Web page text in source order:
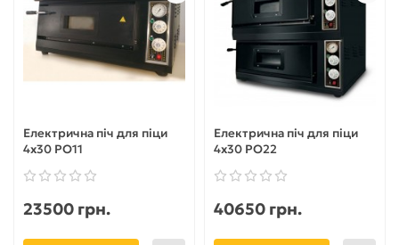
Електрична піч для піци
4х30 PO11
23500 грн.
Електрична піч для піци
4х30 PO22
40650 грн.